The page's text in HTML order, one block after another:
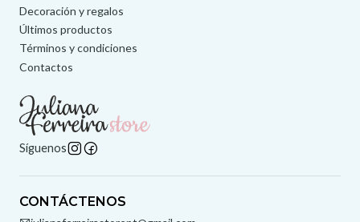
Decoración y regalos
Últimos productos
Términos y condiciones
Contactos
Síguenos
CONTÁCTENOS